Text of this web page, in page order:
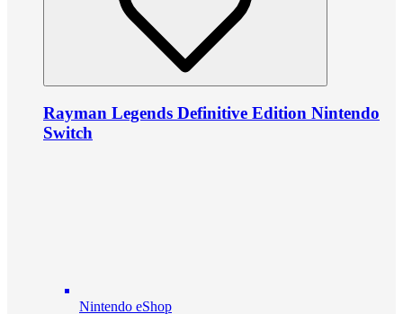
Rayman Legends Definitive Edition Nintendo
Switch
Nintendo eShop